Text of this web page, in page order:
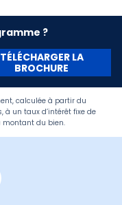
?
TÉLÉCHARGER LA
BROCHURE
calculée à partir du
à un taux d’intérêt fixe de
montant du bien.